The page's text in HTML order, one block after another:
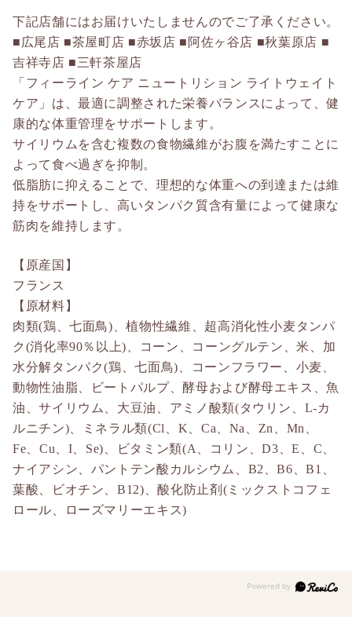
下記店舗にはお届けいたしませんのでご了承ください。
■広尾店 ■茶屋町店 ■赤坂店 ■阿佐ヶ谷店 ■秋葉原店 ■
吉祥寺店 ■三軒茶屋店
「フィーライン ケア ニュートリション ライトウェイト
ケア」は、最適に調整された栄養バランスによって、健
康的な体重管理をサポートします。
サイリウムを含む複数の食物繊維がお腹を満たすことに
よって食べ過ぎを抑制。
低脂肪に抑えることで、理想的な体重への到達または維
持をサポートし、高いタンパク質含有量によって健康な
筋肉を維持します。
【原産国】
フランス
【原材料】
肉類(鶏、七面鳥)、植物性繊維、超高消化性小麦タンパ
ク(消化率90％以上)、コーン、コーングルテン、米、加
水分解タンパク(鶏、七面鳥)、コーンフラワー、小麦、
動物性油脂、ビートパルプ、酵母および酵母エキス、魚
油、サイリウム、大豆油、アミノ酸類(タウリン、L-カ
ルニチン)、ミネラル類(Cl、K、Ca、Na、Zn、Mn、
Fe、Cu、I、Se)、ビタミン類(A、コリン、D3、E、C、
ナイアシン、パントテン酸カルシウム、B2、B6、B1、
葉酸、ビオチン、B12)、酸化防止剤(ミックストコフェ
ロール、ローズマリーエキス)